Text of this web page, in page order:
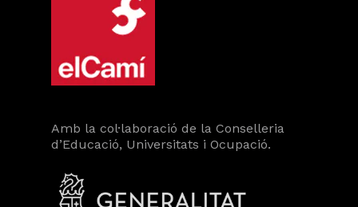
Amb la col·laboració de la Conselleria
d’Educació, Universitats i Ocupació.